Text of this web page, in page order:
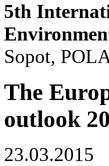
5th
Sopot,
The
outlook
23.03.2015